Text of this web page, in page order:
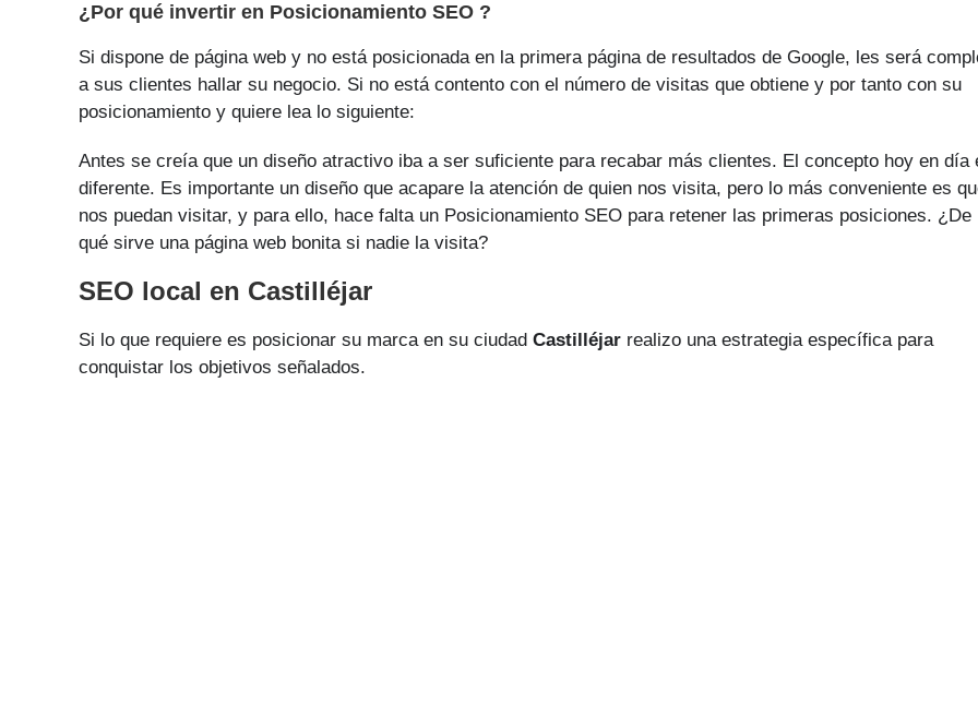
¿Por qué invertir en Posicionamiento SEO ?
Si dispone de página web y no está posicionada en la primera página de resultados de Google, les será
a sus clientes hallar su negocio. Si no está contento con el número de visitas que obtiene y por tanto con su
posicionamiento y quiere lea lo siguiente:
Antes se creía que un diseño atractivo iba a ser suficiente para recabar más clientes. El concepto hoy en día
diferente. Es importante un diseño que acapare la atención de quien nos visita, pero lo más conveniente es
nos puedan visitar, y para ello, hace falta un Posicionamiento SEO para retener las primeras posiciones. ¿De
qué sirve una página web bonita si nadie la visita?
SEO local en Castilléjar
Si lo que requiere es posicionar su marca en su ciudad Castilléjar realizo una estrategia específica para
conquistar los objetivos señalados.